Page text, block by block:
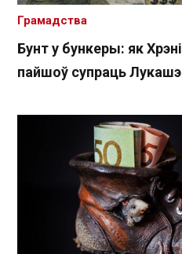
Бунт у бункеры: як
пайшоў супраць
Грамадства